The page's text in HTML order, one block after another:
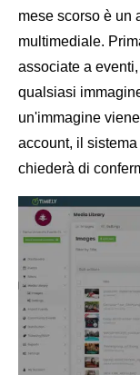
mese scorso è un
multimediale.
associate a
qualsiasi
un'immagine
account, il
chiederà di